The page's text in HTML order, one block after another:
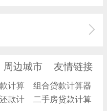
周边城市 友情链接
计算
组合贷款计算器
款计
二手房贷款计算